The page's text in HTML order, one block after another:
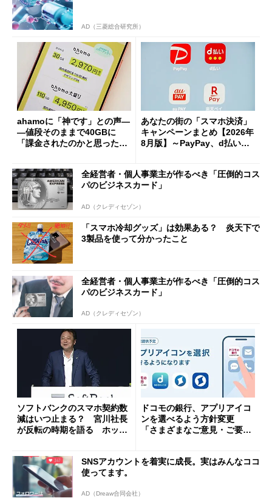
AD（三菱総合研究所）
ahamoに「神です」との声―
―値段そのままで40GBに
「課金されたのかと思った」
あなたの街の「スマホ決済」
キャンペーンまとめ【2026年
8月版】～PayPay、d払い、a
全経営者・個人事業主が作るべき「圧倒的コス
パのビジネスカード」
AD（クレディセゾン）
「スマホ冷却グッズ」は効果ある？ 炎天下で
3製品を使って分かったこと
全経営者・個人事業主が作るべき「圧倒的コス
パのビジネスカード」
AD（クレディセゾン）
ソフトバンクのスマホ契約数
減はいつ止まる？ 宮川社長
が反転の時期を語る ホッピ
ドコモの銀行、アプリアイコ
ンを選べるよう方針変更
「さまざまなご意見・ご要望
SNSアカウントを着実に成長。実はみんなココ
使ってます。
AD（Dreaw合同会社）